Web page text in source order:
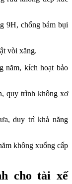
9H, chống bám bụi
vòi xăng.​
năm, kích hoạt bảo
quy trình không xơ
duy trì khả năng
không xuống cấp
cho tài xế